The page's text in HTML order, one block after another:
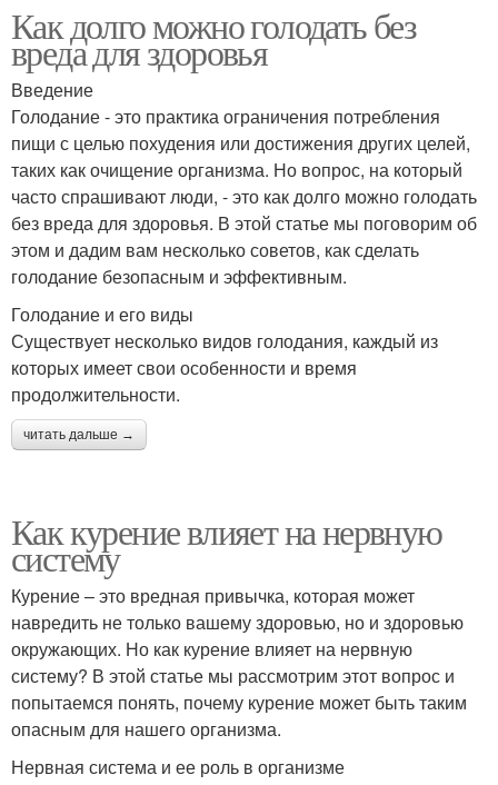
Как долго можно голодать без
вреда для здоровья
Введение
Голодание - это практика ограничения потребления
пищи с целью похудения или достижения других целей,
таких как очищение организма. Но вопрос, на который
часто спрашивают люди, - это как долго можно голодать
без вреда для здоровья. В этой статье мы поговорим об
этом и дадим вам несколько советов, как сделать
голодание безопасным и эффективным.
Голодание и его виды
Существует несколько видов голодания, каждый из
которых имеет свои особенности и время
продолжительности.
читать дальше →
Как курение влияет на нервную
систему
Курение – это вредная привычка, которая может
навредить не только вашему здоровью, но и здоровью
окружающих. Но как курение влияет на нервную
систему? В этой статье мы рассмотрим этот вопрос и
попытаемся понять, почему курение может быть таким
опасным для нашего организма.
Нервная система и ее роль в организме